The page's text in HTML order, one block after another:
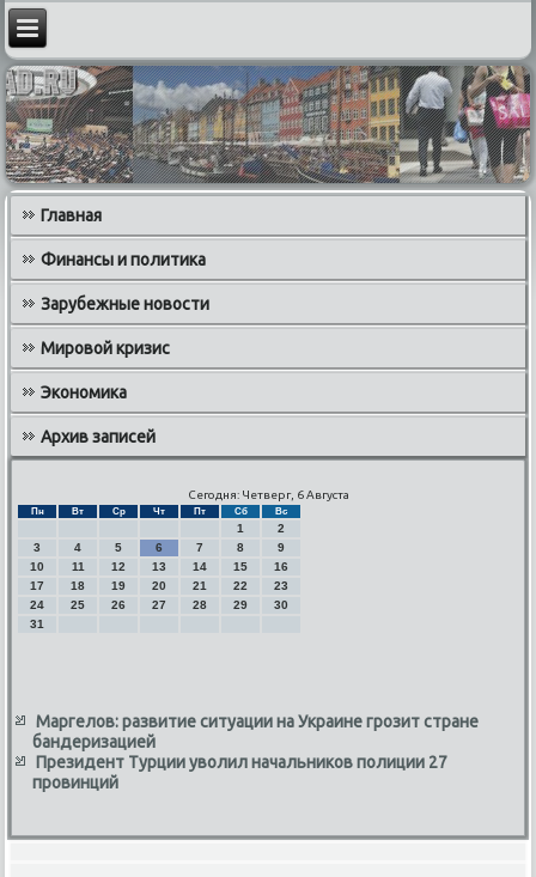
Главная
Финансы и политика
Зарубежные новости
Мировой кризис
Экономика
Архив записей
Сегодня: Четверг, 6 Августа
Пн Вт Ср Чт Пт Сб Вс
1
2
3
4 5 6 7 8
9
10
11 12 13 14 15
16
17
18 19 20 21 22
23
24
25 26 27 28 29
30
31
Маргелов: развитие ситуации на Украине грозит стране
бандеризацией
Президент Турции уволил начальников полиции 27
провинций